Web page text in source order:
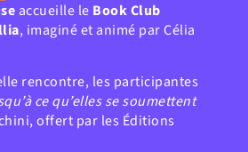
accueille le Book Club
, imaginé et animé par Célia
rencontre, les participantes
ce qu’elles se soumettent
offert par les Éditions